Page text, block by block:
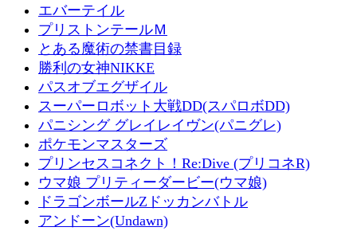
エバーテイル
プリストンテールＭ
とある魔術の禁書目録
勝利の女神NIKKE
パスオブエグザイル
スーパーロボット大戦DD(スパロボDD)
パニシング グレイレイヴン(パニグレ)
ポケモンマスターズ
プリンセスコネクト！Re:Dive (プリコネR)
ウマ娘 プリティーダービー(ウマ娘)
ドラゴンボールZドッカンバトル
アンドーン(Undawn)